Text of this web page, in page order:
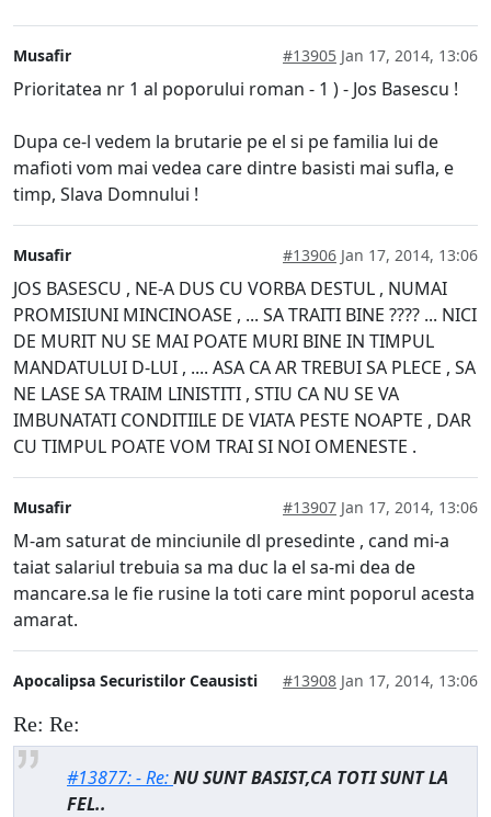
Musafir #13905 Jan 17, 2014, 13:06
Prioritatea nr 1 al poporului roman - 1 ) - Jos Basescu !
Dupa ce-l vedem la brutarie pe el si pe familia lui de
mafioti vom mai vedea care dintre basisti mai sufla, e
timp, Slava Domnului !
Musafir #13906 Jan 17, 2014, 13:06
JOS BASESCU , NE-A DUS CU VORBA DESTUL , NUMAI
PROMISIUNI MINCINOASE , ... SA TRAITI BINE ???? ... NICI
DE MURIT NU SE MAI POATE MURI BINE IN TIMPUL
MANDATULUI D-LUI , .... ASA CA AR TREBUI SA PLECE , SA
NE LASE SA TRAIM LINISTITI , STIU CA NU SE VA
IMBUNATATI CONDITIILE DE VIATA PESTE NOAPTE , DAR
CU TIMPUL POATE VOM TRAI SI NOI OMENESTE .
Musafir #13907 Jan 17, 2014, 13:06
M-am saturat de minciunile dl presedinte , cand mi-a
taiat salariul trebuia sa ma duc la el sa-mi dea de
mancare.sa le fie rusine la toti care mint poporul acesta
amarat.
Apocalipsa Securistilor Ceausisti #13908 Jan 17, 2014, 13:06
Re: Re:
#13877: - Re:NU SUNT BASIST,CA TOTI SUNT LA
FEL..